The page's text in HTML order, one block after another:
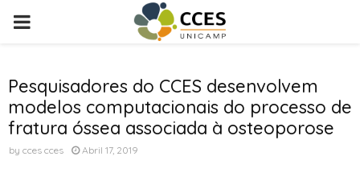
PRIMARY
Pesquisadores do CCES desenvolvem
modelos computacionais do processo de
fratura óssea associada à osteoporose
by cces cces Abril 17, 2019